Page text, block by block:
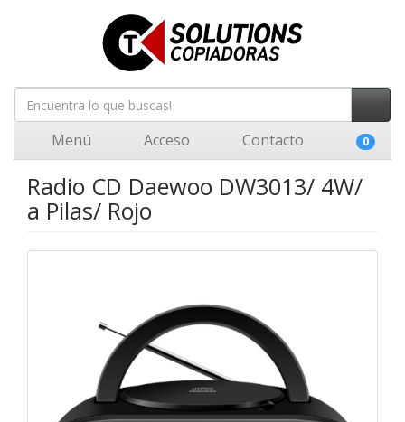
Menú Acceso Contacto 0
Radio CD Daewoo DW3013/ 4W/
a Pilas/ Rojo